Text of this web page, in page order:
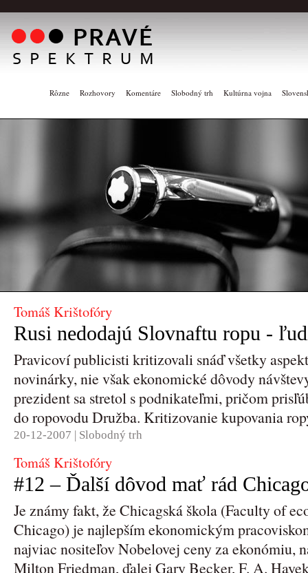
Rôzne Rozhovory Komentáre Slobodný trh Kultúrna vojna
Tomáš Krištofóry
Rusi nedodajú Slovnaftu ropu -
Pravicoví publicisti kritizovali snáď všetky
novinárky, nie však ekonomické dôvody
prezident sa stretol s podnikateľmi, pričom
do ropovodu Družba. Kritizovanie kupovania
20-12-2007 | Slobodný trh
Tomáš Krištofóry
#12 – Ďalší dôvod mať rád
Je známy fakt, že Chicagská škola (Faculty of
Chicago) je najlepším ekonomickým
najviac nositeľov Nobelovej ceny za ekonómiu,
Milton Friedman, ďalej Gary Becker, F. A.